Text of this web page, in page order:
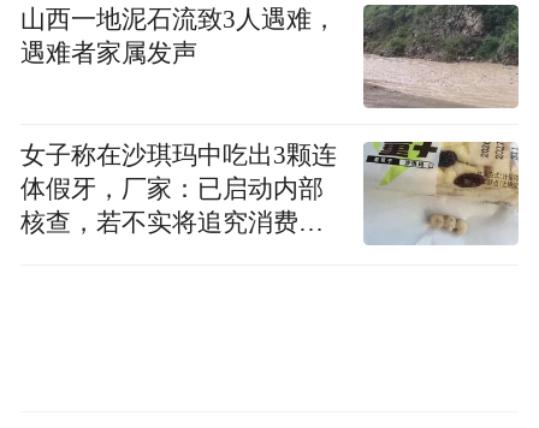
山西一地泥石流致3人遇难，
遇难者家属发声
女子称在沙琪玛中吃出3颗连
体假牙，厂家：已启动内部
核查，若不实将追究消费者